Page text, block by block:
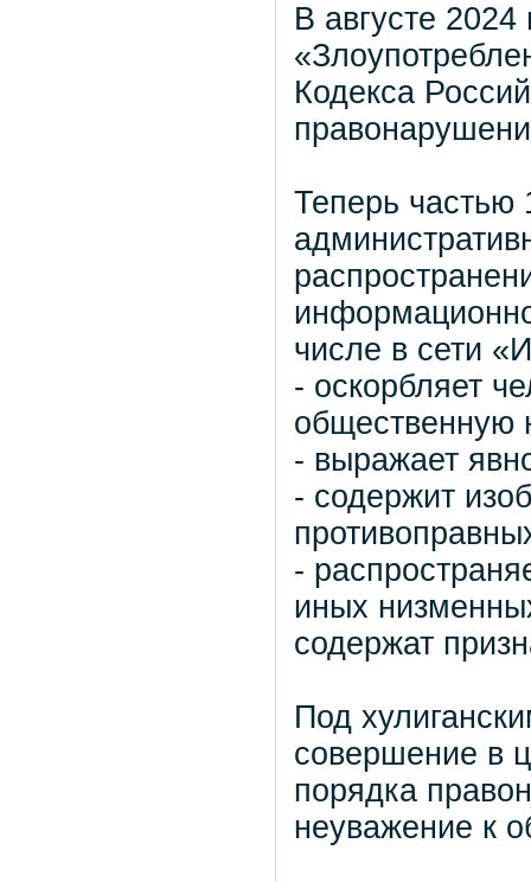
В августе
Кодекса
Теперь частью
числе в сети
- оскорбляет
общественную
- выражает
- содержит
-
иных
содержат
Под
совершение в
порядка
неуважение к